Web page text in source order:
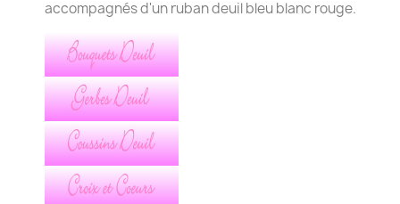
accompagnés d'un ruban deuil bleu blanc rouge.